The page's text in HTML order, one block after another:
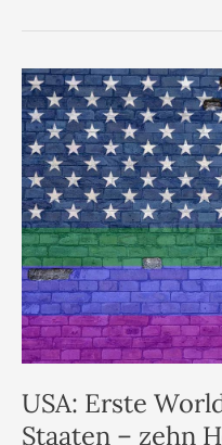
USA: Erste
Staaten – zehn